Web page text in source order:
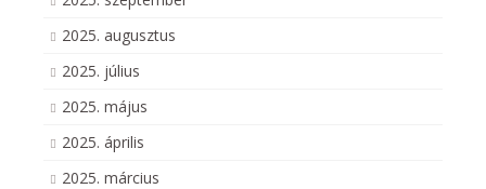
2025. augusztus
2025. július
2025. május
2025. április
2025. március